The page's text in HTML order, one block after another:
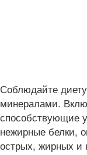
Соблюдайте
минералами.
способствующие
нежирные белки,
острых, жирных и